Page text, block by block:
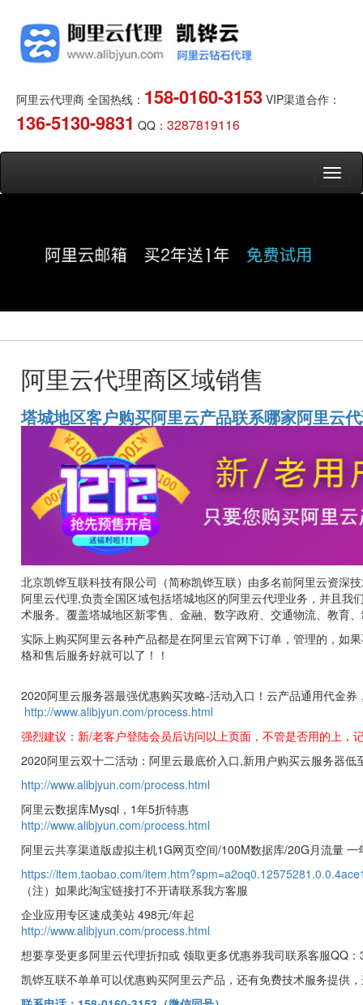
阿里云代理商 全国热线： 158-0160-3153 VIP渠道合作：
136-5130-9831 QQ： 3287819116
阿里云代理商区域销售
塔城地区客户购买阿里云产品联系哪家阿里云
北京凯铧互联科技有限公司（简称凯铧互联）由多名前阿里云资深
阿里云代理,负责全国区域包括塔城地区的阿里云代理业务，并且
术服务。覆盖塔城地区新零售、金融、数字政府、交通物流、教育
实际上购买阿里云各种产品都是在阿里云官网下订单，管理的，如
格和售后服务好就可以了！！
2020阿里云服务器最强优惠购买攻略-活动入口！云产品通用代金券
http://www.alibjyun.com/process.html
强烈建议：新/老客户登陆会员后访问以上页面，不管是否用的上，
2020阿里云双十二活动：阿里云最底价入口,新用户购买云服务器
http://www.alibjyun.com/process.html
阿里云数据库Mysql，1年5折特惠
http://www.alibjyun.com/process.html
阿里云共享渠道版虚拟主机1G网页空间/100M数据库/20G月流量 一
https://item.taobao.com/
（注）如果此淘宝链接打不开请联系我方客服
企业应用专区速成美站 498元/年起
http://www.alibjyun.com/process.html
想要享受更多阿里云代理折扣或 领取更多优惠券我司联系客服QQ
凯铧互联不单单可以优惠购买阿里云产品，还有免费技术服务提供